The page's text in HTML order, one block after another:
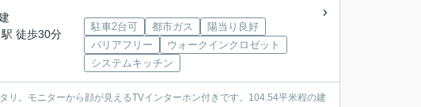
駅 徒歩30分
駐車2台可 都市ガス
陽当り良好
バリアフリー
ウォークインクロゼット
システムキッチン
。モニターから顔が見えるTVインターホン付きです。104.54平米程の建